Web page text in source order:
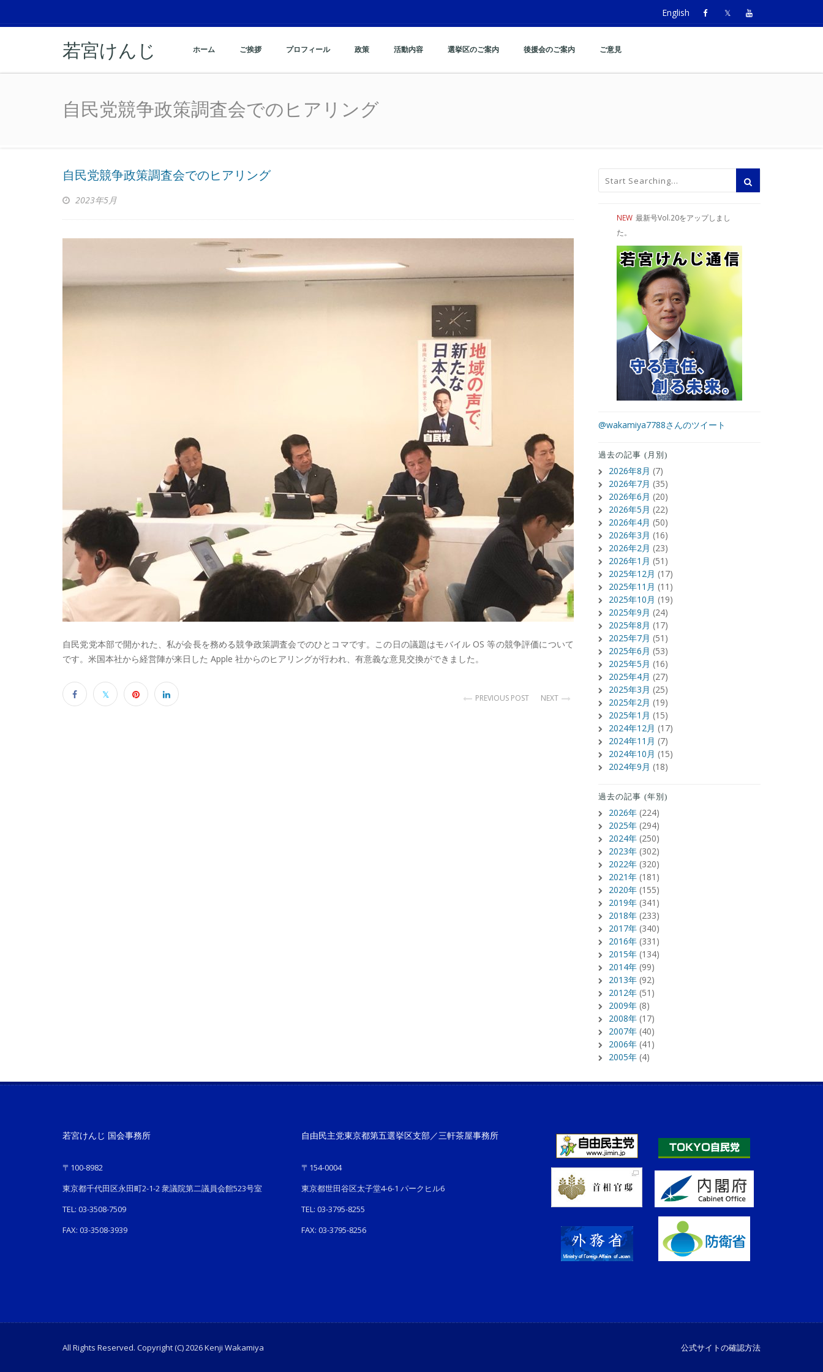
English
若宮けんじ ホーム ご挨拶 プロフィール 政策 活動内容 選挙区のご案内 後援会のご案内 ご意見
自民党競争政策調査会でのヒアリング
自民党競争政策調査会でのヒアリング
2023年5月
自民党党本部で開かれた、私が会長を務める競争政策調査会でのひとコマです。この日の議題はモバイル OS 等の競争評価について
です。米国本社から経営陣が来日した Apple 社からのヒアリングが行われ、有意義な意見交換ができました。
PREVIOUS POST NEXT
NEW 最新号Vol.20をアップしまし
た。
@wakamiya7788さんのツイート
過去の記事 (月別)
2026年8月 (7)
2026年7月 (35)
2026年6月 (20)
2026年5月 (22)
2026年4月 (50)
2026年3月 (16)
2026年2月 (23)
2026年1月 (51)
2025年12月 (17)
2025年11月 (11)
2025年10月 (19)
2025年9月 (24)
2025年8月 (17)
2025年7月 (51)
2025年6月 (53)
2025年5月 (16)
2025年4月 (27)
2025年3月 (25)
2025年2月 (19)
2025年1月 (15)
2024年12月 (17)
2024年11月 (7)
2024年10月 (15)
2024年9月 (18)
過去の記事 (年別)
2026年 (224)
2025年 (294)
2024年 (250)
2023年 (302)
2022年 (320)
2021年 (181)
2020年 (155)
2019年 (341)
2018年 (233)
2017年 (340)
2016年 (331)
2015年 (134)
2014年 (99)
2013年 (92)
2012年 (51)
2009年 (8)
2008年 (17)
2007年 (40)
2006年 (41)
2005年 (4)
若宮けんじ 国会事務所
〒100-8982
東京都千代田区永田町2-1-2 衆議院第二議員会館523号室
TEL: 03-3508-7509
FAX: 03-3508-3939
自由民主党東京都第五選挙区支部／三軒茶屋事務所
〒154-0004
東京都世田谷区太子堂4-6-1 パークヒル6
TEL: 03-3795-8255
FAX: 03-3795-8256
All Rights Reserved. Copyright (C) 2026 Kenji Wakamiya 公式サイトの確認方法